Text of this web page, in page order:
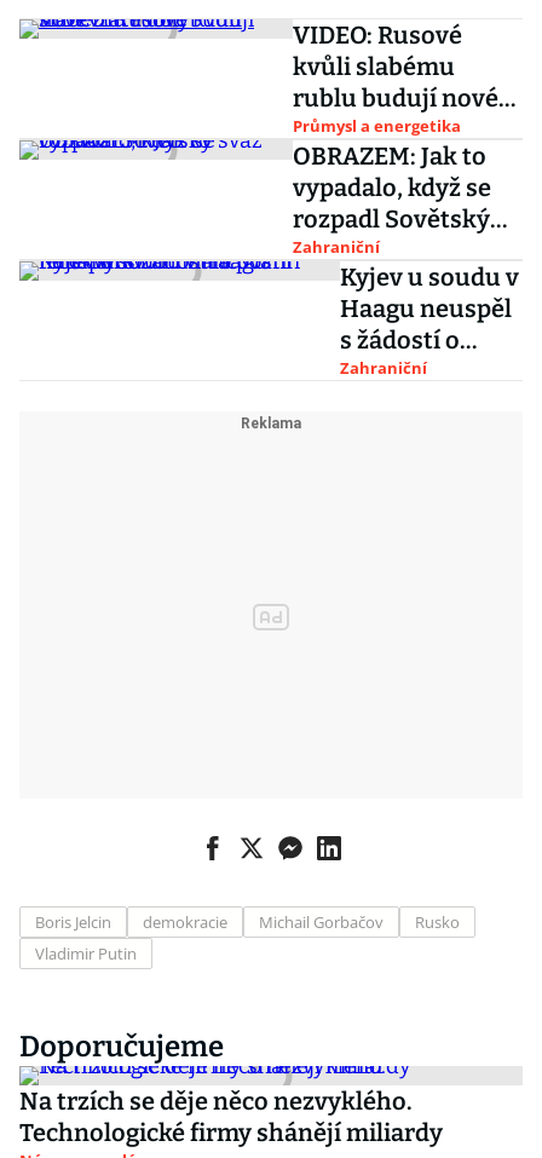
VIDEO: Rusové
kvůli slabému
rublu budují nové
zlaté doly
Průmysl a energetika
OBRAZEM: Jak to
vypadalo, když se
rozpadl Sovětský
svaz
Zahraniční
Kyjev u soudu v
Haagu neuspěl
s žádostí o
postih Moskvy
Zahraniční
Boris Jelcin demokracie Michail Gorbačov
Rusko
Vladimir Putin
Doporučujeme
Na trzích se děje něco nezvyklého.
Technologické firmy shánějí miliardy